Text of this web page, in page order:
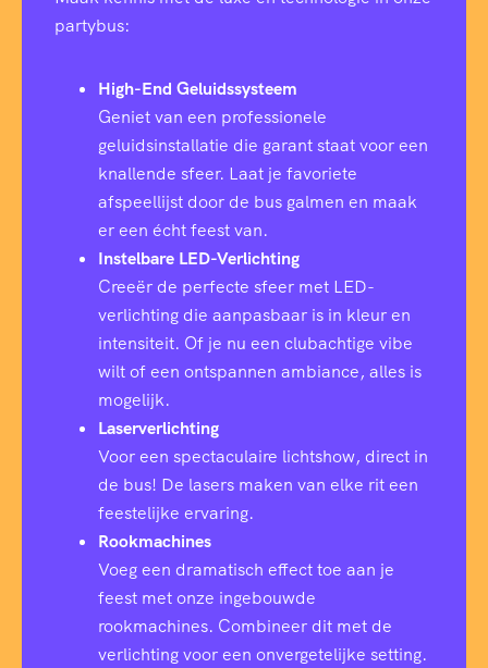
partybus:
High-End Geluidssysteem
Geniet van een professionele
geluidsinstallatie die garant staat voor een
knallende sfeer. Laat je favoriete
afspeellijst door de bus galmen en maak
er een écht feest van.
Instelbare LED-Verlichting
Creeër de perfecte sfeer met LED-
verlichting die aanpasbaar is in kleur en
intensiteit. Of je nu een clubachtige vibe
wilt of een ontspannen ambiance, alles is
mogelijk.
Laserverlichting
Voor een spectaculaire lichtshow, direct in
de bus! De lasers maken van elke rit een
feestelijke ervaring.
Rookmachines
Voeg een dramatisch effect toe aan je
feest met onze ingebouwde
rookmachines. Combineer dit met de
verlichting voor een onvergetelijke setting.